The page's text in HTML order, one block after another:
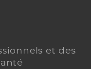
et des